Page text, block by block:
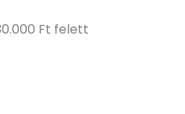
Ft felett